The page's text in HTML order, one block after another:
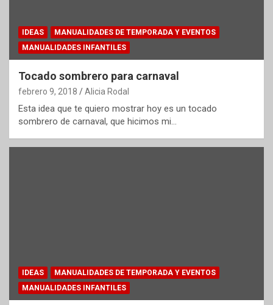
IDEAS
MANUALIDADES DE TEMPORADA Y EVENTOS
MANUALIDADES INFANTILES
Tocado sombrero para carnaval
febrero 9, 2018 Alicia Rodal
Esta idea que te quiero mostrar hoy es un tocado
sombrero de carnaval, que hicimos mi…
IDEAS
MANUALIDADES DE TEMPORADA Y EVENTOS
MANUALIDADES INFANTILES